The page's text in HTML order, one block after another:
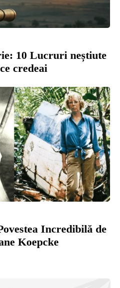
10 Lucruri neștiute
credeai
Incredibilă de
Koepcke